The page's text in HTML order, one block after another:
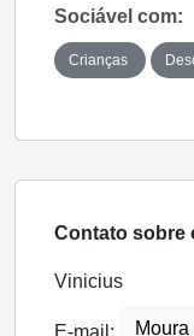
Sociável com:
Crianças
Contato sobre
Vinicius
E-mail: